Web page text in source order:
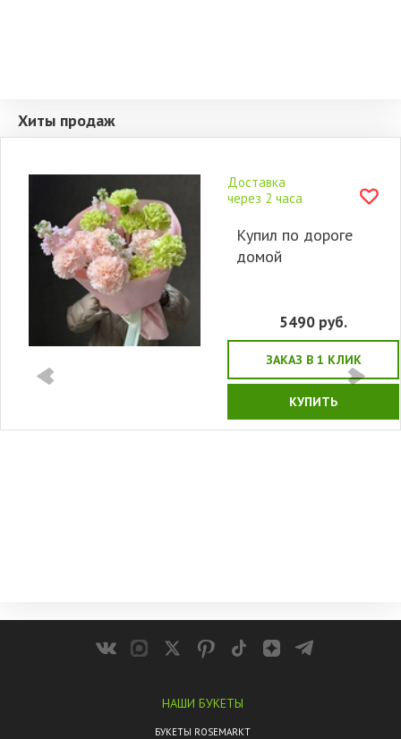
Хиты продаж
Доставка
через 2 часа
Купил по дороге
домой
5490 руб.
ЗАКАЗ В 1 КЛИК
КУПИТЬ
НАШИ БУКЕТЫ
БУКЕТЫ ROSEMARKT